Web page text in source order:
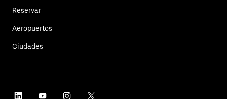
Reservar
Aeropuertos
Ciudades